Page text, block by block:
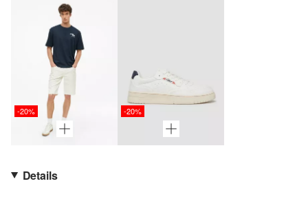
-20% -20%
Details